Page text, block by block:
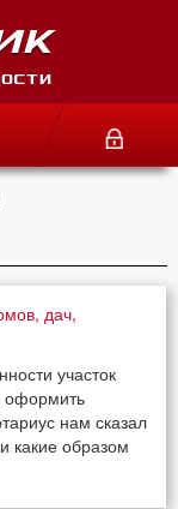
дач,
участок
оформить
нам сказал
какие образом